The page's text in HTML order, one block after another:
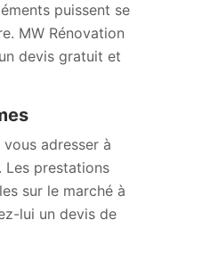
puissent se
MW Rénovation
devis gratuit et
adresser à
Les prestations
sur le marché à
lui un devis de